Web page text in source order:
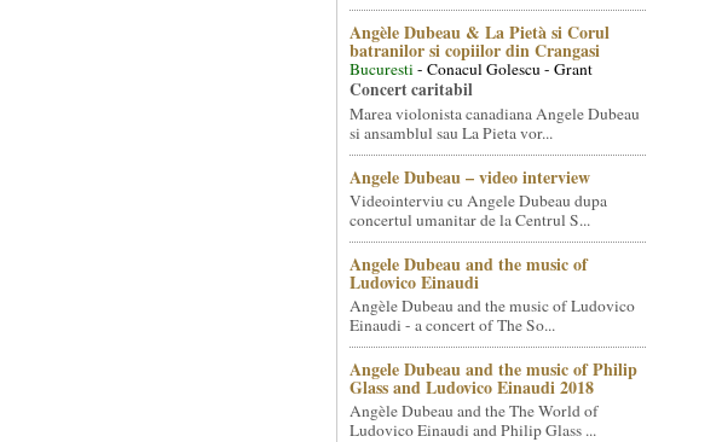
Angèle Dubeau & La Pietà si Corul
batranilor si copiilor din Crangasi
Bucuresti- Conacul Golescu - Grant
Concert caritabil
Marea violonista canadiana Angele Dubeau
si ansamblul sau La Pieta vor...
Angele Dubeau – video interview
Videointerviu cu Angele Dubeau dupa
concertul umanitar de la Centrul S...
Angele Dubeau and the music of
Ludovico Einaudi
Angèle Dubeau and the music of Ludovico
Einaudi - a concert of The So...
Angele Dubeau and the music of Philip
Glass and Ludovico Einaudi 2018
Angèle Dubeau and the The World of
Ludovico Einaudi and Philip Glass ...